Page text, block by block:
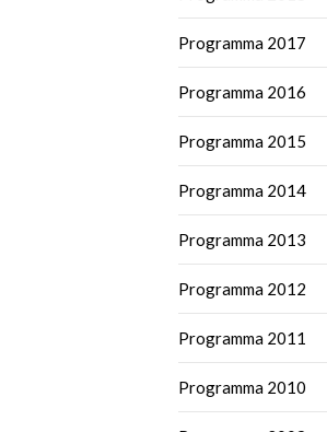
Programma 2017
Programma 2016
Programma 2015
Programma 2014
Programma 2013
Programma 2012
Programma 2011
Programma 2010